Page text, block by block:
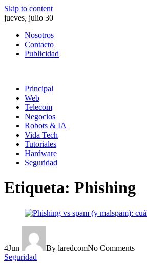
Skip to content
jueves, julio 30
Nosotros
Contacto
Publicidad
Principal
Web
Telecom
Negocios
Robots & IA
Vida Tech
Tutoriales
Hardware
Seguridad
Etiqueta: Phishing
4Jun By laredcomNo Comments
Seguridad